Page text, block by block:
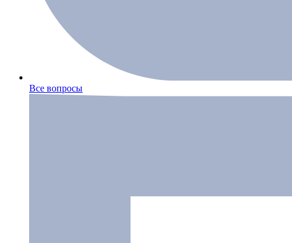
Все вопросы